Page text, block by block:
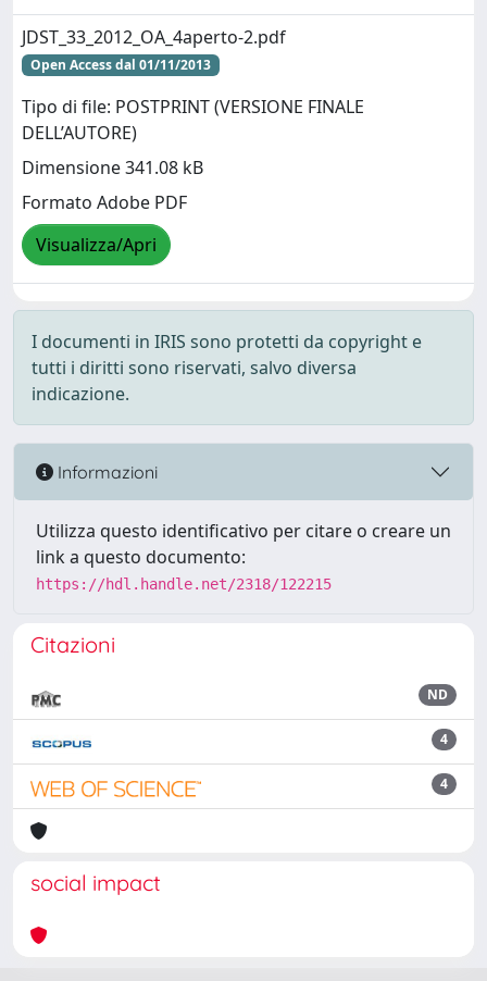
JDST_33_2012_OA_4aperto-2.pdf
Open Access dal 01/11/2013
Tipo di file: POSTPRINT (VERSIONE FINALE
DELL’AUTORE)
Dimensione 341.08 kB
Formato Adobe PDF
Visualizza/Apri
I documenti in IRIS sono protetti da copyright e
tutti i diritti sono riservati, salvo diversa
indicazione.
Informazioni
Utilizza questo identificativo per citare o creare un
link a questo documento:
https://hdl.handle.net/2318/122215
Citazioni
ND
4
4
social impact